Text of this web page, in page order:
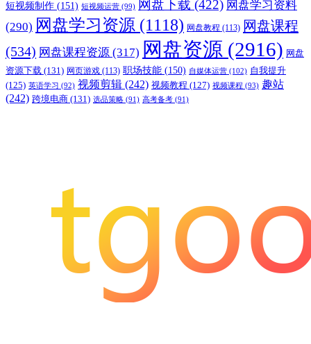
短视频制作 (151) 短视频运营 (99) 网盘下载 (422) 网盘学习资料
(290) 网盘学习资源 (1118) 网盘教程 (113) 网盘课程
(534) 网盘课程资源 (317) 网盘资源 (2916) 网盘
资源下载 (131) 网页游戏 (113) 职场技能 (150) 自媒体运营 (102) 自我提升
(125) 英语学习 (92) 视频剪辑 (242) 视频教程 (127) 视频课程 (93) 趣站
(242) 跨境电商 (131) 选品策略 (91) 高考备考 (91)